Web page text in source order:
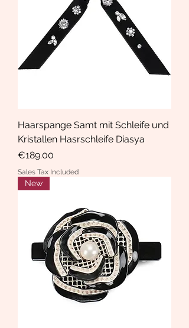
Haarspange Samt mit Schleife und
Kristallen Hasrschleife Diasya
Price
€189.00
Sales Tax Included
New